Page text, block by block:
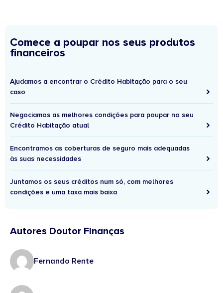
Comece a poupar nos seus produtos
financeiros
Ajudamos a encontrar o Crédito Habitação para o seu
caso
Negociamos as melhores condições para poupar no seu
Crédito Habitação atual
Encontramos as coberturas de seguro mais adequadas
às suas necessidades
Juntamos os seus créditos num só, com melhores
condições e uma taxa mais baixa
Autores Doutor Finanças
Fernando Rente